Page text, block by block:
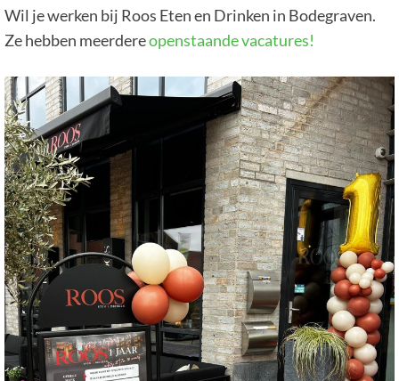
Wil je werken bij Roos Eten en Drinken in Bodegraven.
Ze hebben meerdereopenstaande vacatures!